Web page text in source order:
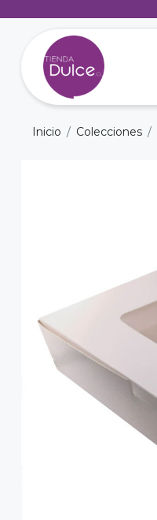
Inicio Colecciones